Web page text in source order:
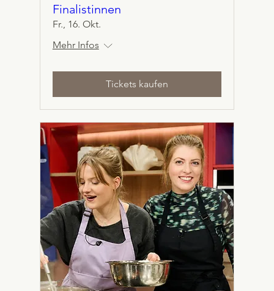
Finalistinnen
Fr., 16. Okt.
Mehr Infos
Tickets kaufen